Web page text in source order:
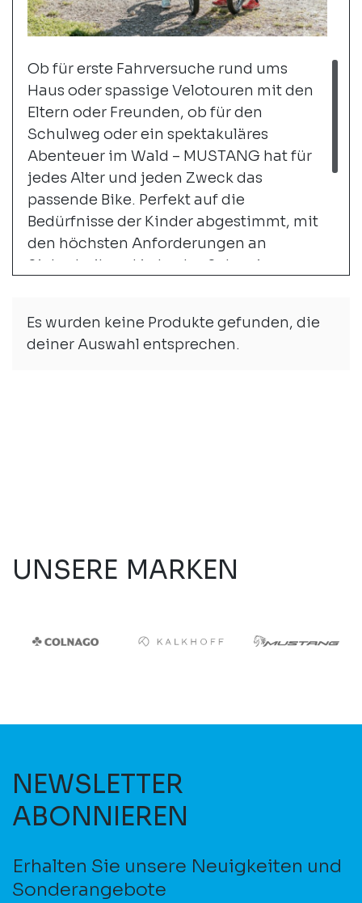
Ob für erste Fahrversuche rund ums
Haus oder spassige Velotouren mit den
Eltern oder Freunden, ob für den
Schulweg oder ein spektakuläres
Abenteuer im Wald – MUSTANG hat für
jedes Alter und jeden Zweck das
passende Bike. Perfekt auf die
Bedürfnisse der Kinder abgestimmt, mit
den höchsten Anforderungen an
Sicherheit und in bester Schweizer
Auswahl an Kinderbikes, komm vorbei in
Wettingen in unserem Geschäft und
Es wurden keine Produkte gefunden, die
deiner Auswahl entsprechen.
UNSERE MARKEN
NEWSLETTER
ABONNIEREN
Erhalten Sie unsere Neuigkeiten und
Sonderangebote